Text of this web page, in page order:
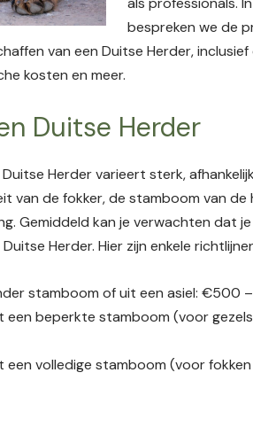
bespreken we de
van een Duitse Herder,
kosten en meer.
Duitse Herder
Herder varieert sterk,
van de fokker, de stamboom van de
Gemiddeld kan je verwachten dat
Herder. Hier zijn enkele
stamboom of uit een asiel: €500
een beperkte stamboom (voor
een volledige stamboom (voor